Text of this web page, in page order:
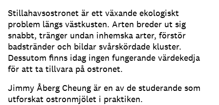
Stillahavsostronet är ett växande ekologiskt
problem längs västkusten. Arten breder ut sig
snabbt, tränger undan inhemska arter, förstör
badstränder och bildar svårskördade kluster.
Dessutom finns idag ingen fungerande värdekedja
för att ta tillvara på ostronet.
Jimmy Åberg Cheung är en av de studerande som
utforskat ostronmjölet i praktiken.